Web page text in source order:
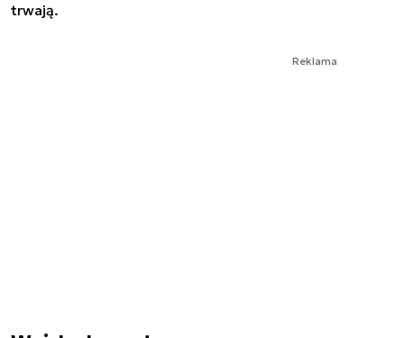
trwają.
Reklama